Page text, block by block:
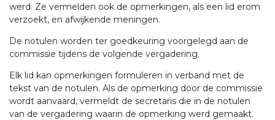
werd. Ze vermelden ook de opmerkingen, als een lid erom
verzoekt, en afwijkende meningen.
De notulen worden ter goedkeuring voorgelegd aan de
commissie tijdens de volgende vergadering.
Elk lid kan opmerkingen formuleren in verband met de
tekst van de notulen. Als de opmerking door de commissie
wordt aanvaard, vermeldt de secretaris die in de notulen
van de vergadering waarin de opmerking werd gemaakt.